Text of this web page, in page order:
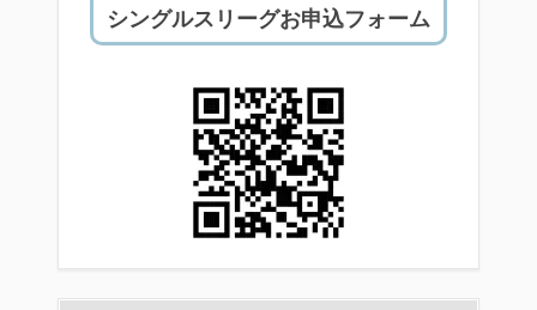
シングルスリーグお申込フォーム